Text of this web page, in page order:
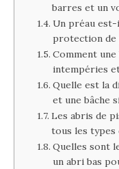
barres et un
Un préau
protection de
Comment
intempéries
Quelle est la
et une bâche
Les abris de
tous les types
Quelles sont
un abri bas